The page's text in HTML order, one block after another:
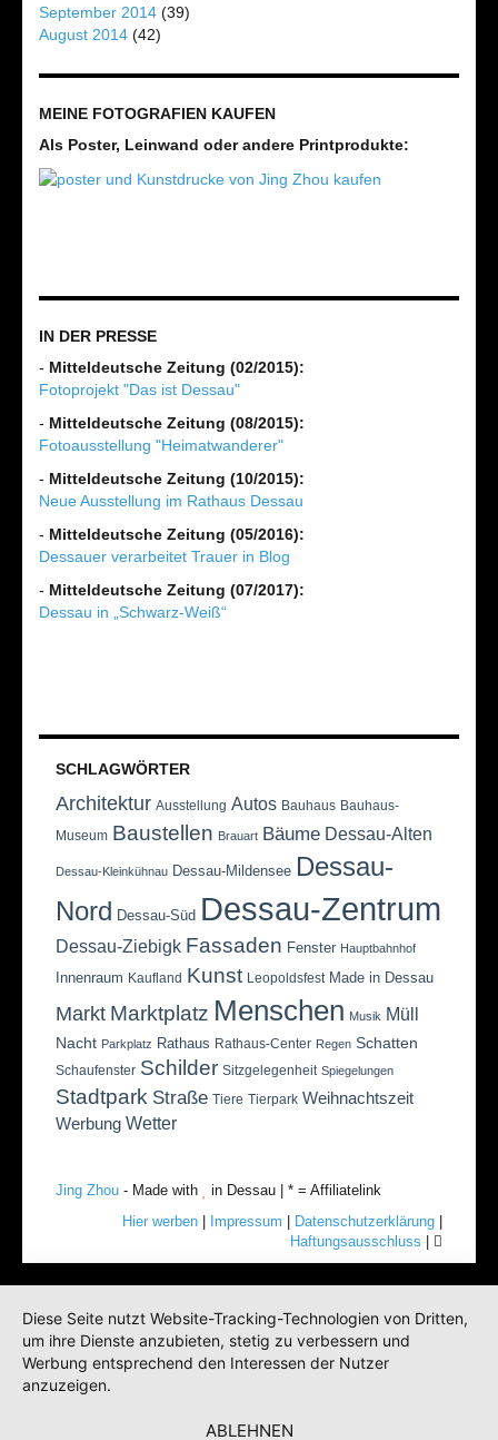
September 2014 (39)
August 2014 (42)
MEINE FOTOGRAFIEN KAUFEN
Als Poster, Leinwand oder andere Printprodukte:
IN DER PRESSE
- Mitteldeutsche Zeitung (02/2015):
Fotoprojekt "Das ist Dessau"
- Mitteldeutsche Zeitung (08/2015):
Fotoausstellung "Heimatwanderer"
- Mitteldeutsche Zeitung (10/2015):
Neue Ausstellung im Rathaus Dessau
- Mitteldeutsche Zeitung (05/2016):
Dessauer verarbeitet Trauer in Blog
- Mitteldeutsche Zeitung (07/2017):
Dessau in „Schwarz-Weiß“
SCHLAGWÖRTER
Architektur Ausstellung Autos Bauhaus Bauhaus-
Museum Baustellen Brauart Bäume Dessau-Alten
Dessau-Kleinkühnau Dessau-Mildensee Dessau-
Nord Dessau-Süd Dessau-Zentrum
Dessau-Ziebigk Fassaden Fenster Hauptbahnhof
Innenraum Kaufland Kunst Leopoldsfest Made in Dessau
Markt Marktplatz Menschen Musik Müll
Nacht Parkplatz Rathaus Rathaus-Center Regen Schatten
Schaufenster Schilder Sitzgelegenheit Spiegelungen
Stadtpark Straße Tiere Tierpark Weihnachtszeit
Werbung Wetter
Jing Zhou - Made with
in Dessau | * = Affiliatelink
Hier werben
Impressum Datenschutzerklärung
Haftungsausschluss
Diese Seite nutzt Website-Tracking-Technologien von Dritten,
um ihre Dienste anzubieten, stetig zu verbessern und
Werbung entsprechend den Interessen der Nutzer
anzuzeigen.
ABLEHNEN